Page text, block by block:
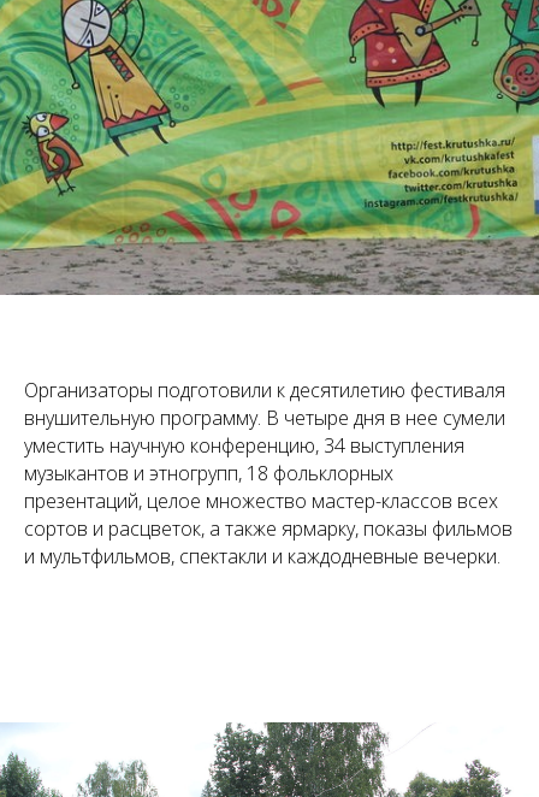
Организаторы подготовили к десятилетию фестиваля
внушительную программу. В четыре дня в нее сумели
уместить научную конференцию, 34 выступления
музыкантов и этногрупп, 18 фольклорных
презентаций, целое множество мастер-классов всех
сортов и расцветок, а также ярмарку, показы фильмов
и мультфильмов, спектакли и каждодневные вечерки.